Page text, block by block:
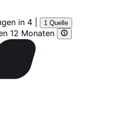
in 4 1 Quelle
12 Monaten